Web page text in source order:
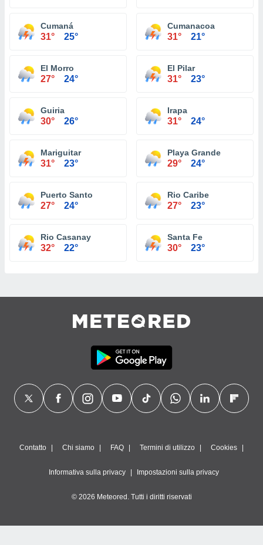
Cumaná
31° 25°
Cumanacoa
31° 21°
El Morro
27° 24°
El Pilar
31° 23°
Guiria
30° 26°
Irapa
31° 24°
Mariguitar
31° 23°
Playa Grande
29° 24°
Puerto Santo
27° 24°
Rio Caribe
27° 23°
Rio Casanay
32° 22°
Santa Fe
30° 23°
Contatto Chi siamo FAQ Termini di utilizzo Cookies
Informativa sulla privacy Impostazioni sulla privacy
© 2026 Meteored. Tutti i diritti riservati